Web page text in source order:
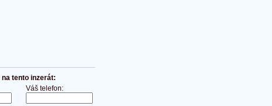
tento inzerát:
Váš telefon: